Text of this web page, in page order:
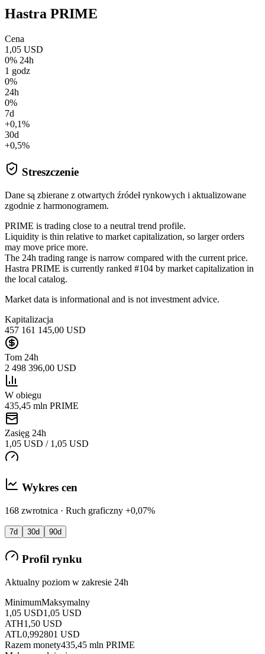
Hastra PRIME
Cena
1,05 USD
0% 24h
1 godz
0%
24h
0%
7d
+0,1%
30d
+0,5%
Streszczenie
Dane są zbierane z otwartych źródeł rynkowych i aktualizowane
zgodnie z harmonogramem.
PRIME is trading close to a neutral trend profile.
Liquidity is thin relative to market capitalization, so larger orders
may move price more.
The 24h trading range is narrow compared with the current price.
Hastra PRIME is currently ranked #104 by market capitalization in
the local catalog.
Market data is informational and is not investment advice.
Kapitalizacja
457 161 145,00 USD
Tom 24h
2 498 396,00 USD
W obiegu
435,45 mln PRIME
Zasięg 24h
1,05 USD / 1,05 USD
Wykres cen
168 zwrotnica · Ruch graficzny +0,07%
7d 30d 90d
Profil rynku
Aktualny poziom w zakresie 24h
MinimumMaksymalny
1,05 USD1,05 USD
ATH1,50 USD
ATL0,992801 USD
Razem monety435,45 mln PRIME